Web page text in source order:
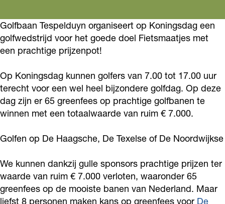
s
d
a
o
p
T
s
e
l
d
g
s
a
g
o
p
T
s
p
e
n
g
s
d
a
g
o
p
e
s
p
d
a
o
p
T
e
s
e
d
i
n
s
d
a
g
o
T
e
s
Golfbaan Tespelduyn organiseert op Koningsdag een
golfwedstrijd voor het goede doel Fietsmaatjes met
een prachtige prijzenpot!
Op Koningsdag kunnen golfers van 7.00 tot 17.00 uur
terecht voor een wel heel bijzondere golfdag. Op deze
dag zijn er 65 greenfees op prachtige golfbanen te
winnen met een totaalwaarde van ruim € 7.000.
Golfen op De Haagsche, De Texelse of De Noordwijkse
We kunnen dankzij gulle sponsors prachtige prijzen ter
waarde van ruim € 7.000 verloten, waaronder 65
greenfees op de mooiste banen van Nederland. Maar
liefst 8 personen maken kans op greenfees voor De